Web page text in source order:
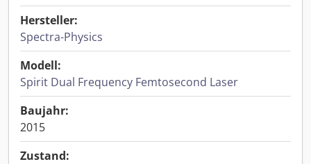
Hersteller:
Spectra-Physics
Modell:
Spirit Dual Frequency Femtosecond Laser
Baujahr:
2015
Zustand: